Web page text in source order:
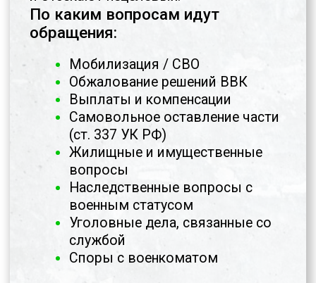
Сквозная аналитика
Подключаем звонки, заявки, квизы,
CRM — виден каждый контакт и путь
до договора.
Понимаете, какой поток обращений